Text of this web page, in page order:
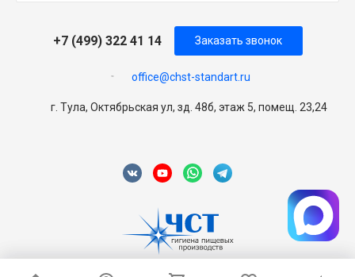
+7 (499) 322 41 14
office@chst-standart.ru
Заказать звонок
г. Тула, Октябрьская ул, зд. 48б, этаж 5, помещ. 23,24